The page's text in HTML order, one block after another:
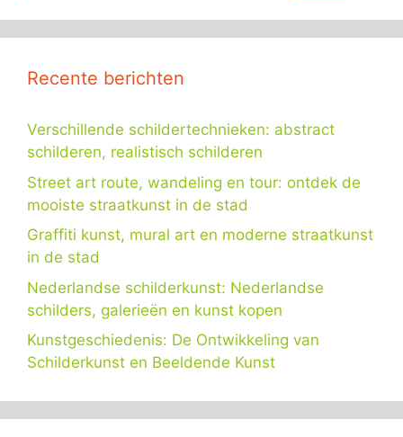
Recente berichten
Verschillende schildertechnieken: abstract
schilderen, realistisch schilderen
Street art route, wandeling en tour: ontdek de
mooiste straatkunst in de stad
Graffiti kunst, mural art en moderne straatkunst
in de stad
Nederlandse schilderkunst: Nederlandse
schilders, galerieën en kunst kopen
Kunstgeschiedenis: De Ontwikkeling van
Schilderkunst en Beeldende Kunst